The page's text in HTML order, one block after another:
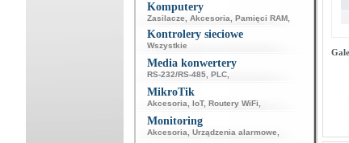
Komputery
Zasilacze Akcesoria Pamięci RAM,
Kontrolery sieciowe
Wszystkie
Media konwertery
RS-232/RS-485, PLC,
MikroTik
Akcesoria IoT, Routery WiFi
Monitoring
Akcesoria Urządzenia alarmowe